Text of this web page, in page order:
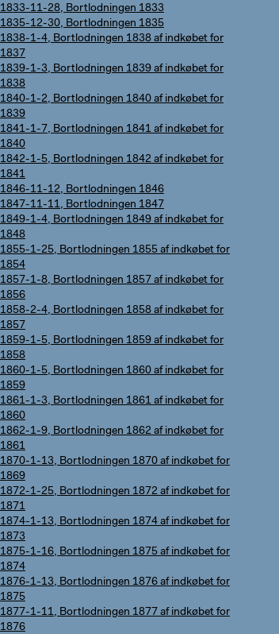
1833-11-28, Bortlodningen 1833
1835-12-30, Bortlodningen 1835
1838-1-4, Bortlodningen 1838 af indkøbet for
1837
1839-1-3, Bortlodningen 1839 af indkøbet for
1838
1840-1-2, Bortlodningen 1840 af indkøbet for
1839
1841-1-7, Bortlodningen 1841 af indkøbet for
1840
1842-1-5, Bortlodningen 1842 af indkøbet for
1841
1846-11-12, Bortlodningen 1846
1847-11-11, Bortlodningen 1847
1849-1-4, Bortlodningen 1849 af indkøbet for
1848
1855-1-25, Bortlodningen 1855 af indkøbet for
1854
1857-1-8, Bortlodningen 1857 af indkøbet for
1856
1858-2-4, Bortlodningen 1858 af indkøbet for
1857
1859-1-5, Bortlodningen 1859 af indkøbet for
1858
1860-1-5, Bortlodningen 1860 af indkøbet for
1859
1861-1-3, Bortlodningen 1861 af indkøbet for
1860
1862-1-9, Bortlodningen 1862 af indkøbet for
1861
1870-1-13, Bortlodningen 1870 af indkøbet for
1869
1872-1-25, Bortlodningen 1872 af indkøbet for
1871
1874-1-13, Bortlodningen 1874 af indkøbet for
1873
1875-1-16, Bortlodningen 1875 af indkøbet for
1874
1876-1-13, Bortlodningen 1876 af indkøbet for
1875
1877-1-11, Bortlodningen 1877 af indkøbet for
1876